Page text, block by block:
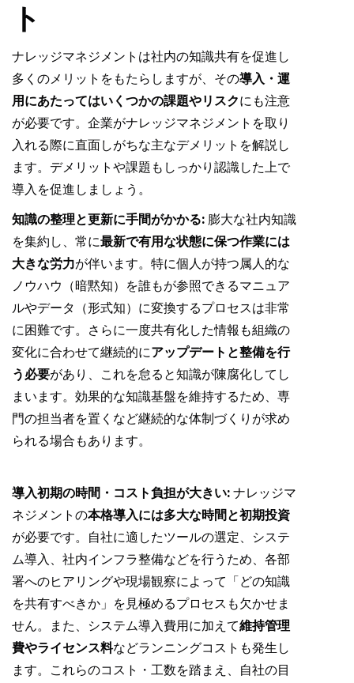
ト
ナレッジマネジメントは社内の知識共有を促進し
多くのメリットをもたらしますが、その導入・運
用にあたってはいくつかの課題やリスクにも注意
が必要です。企業がナレッジマネジメントを取り
入れる際に直面しがちな主なデメリットを解説し
ます。デメリットや課題もしっかり認識した上で
導入を促進しましょう。
知識の整理と更新に手間がかかる: 膨大な社内知識
を集約し、常に最新で有用な状態に保つ作業には
大きな労力が伴います。特に個人が持つ属人的な
ノウハウ（暗黙知）を誰もが参照できるマニュア
ルやデータ（形式知）に変換するプロセスは非常
に困難です。さらに一度共有化した情報も組織の
変化に合わせて継続的にアップデートと整備を行
う必要があり、これを怠ると知識が陳腐化してし
まいます。効果的な知識基盤を維持するため、専
門の担当者を置くなど継続的な体制づくりが求め
られる場合もあります。
導入初期の時間・コスト負担が大きい: ナレッジマ
ネジメントの本格導入には多大な時間と初期投資
が必要です。自社に適したツールの選定、システ
ム導入、社内インフラ整備などを行うため、各部
署へのヒアリングや現場観察によって「どの知識
を共有すべきか」を見極めるプロセスも欠かせま
せん。また、システム導入費用に加えて維持管理
費やライセンス料などランニングコストも発生し
ます。これらのコスト・工数を踏まえ、自社の目